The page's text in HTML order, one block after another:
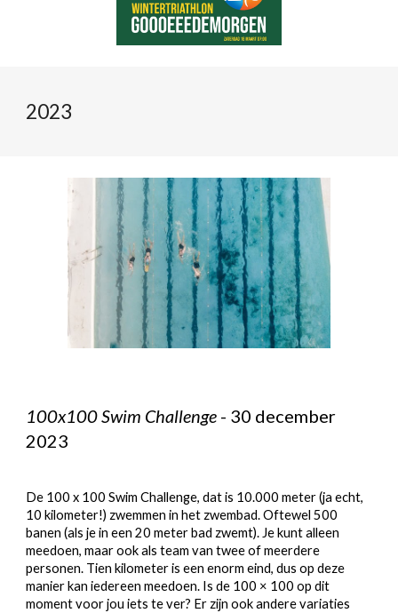
2023
100x100 Swim Challenge - 30 december
2023
De 100 x 100 Swim Challenge, dat is 10.000 meter (ja echt,
10 kilometer!) zwemmen in het zwembad. Oftewel 500
banen (als je in een 20 meter bad zwemt). Je kunt alleen
meedoen, maar ook als team van twee of meerdere
personen. Tien kilometer is een enorm eind, dus op deze
manier kan iedereen meedoen. Is de 100 × 100 op dit
moment voor jou iets te ver? Er zijn ook andere variaties